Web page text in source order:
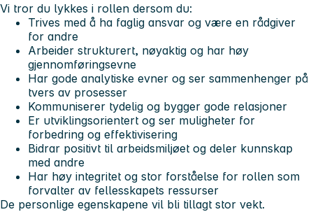
Vi tror du lykkes i rollen dersom du:
Trives med å ha faglig ansvar og være en rådgiver
for andre
Arbeider strukturert, nøyaktig og har høy
gjennomføringsevne
Har gode analytiske evner og ser sammenhenger på
tvers av prosesser
Kommuniserer tydelig og bygger gode relasjoner
Er utviklingsorientert og ser muligheter for
forbedring og effektivisering
Bidrar positivt til arbeidsmiljøet og deler kunnskap
med andre
Har høy integritet og stor forståelse for rollen som
forvalter av fellesskapets ressurser
De personlige egenskapene vil bli tillagt stor vekt.